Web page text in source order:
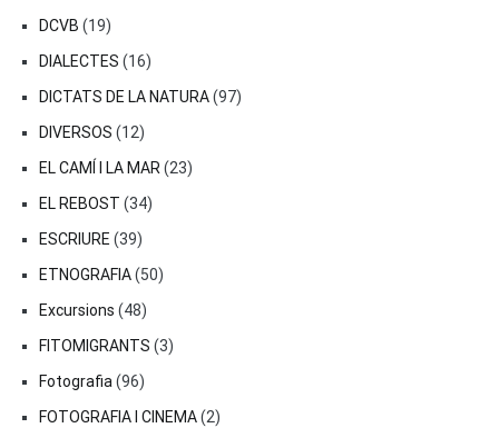
DCVB (19)
DIALECTES (16)
DICTATS DE LA NATURA(97)
DIVERSOS (12)
EL CAMÍ I LA MAR (23)
EL REBOST (34)
ESCRIURE (39)
ETNOGRAFIA(50)
Excursions (48)
FITOMIGRANTS (3)
Fotografia (96)
FOTOGRAFIA I CINEMA(2)